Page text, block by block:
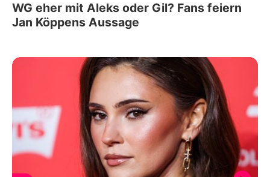
WG eher mit Aleks oder Gil? Fans feiern
Jan Köppens Aussage